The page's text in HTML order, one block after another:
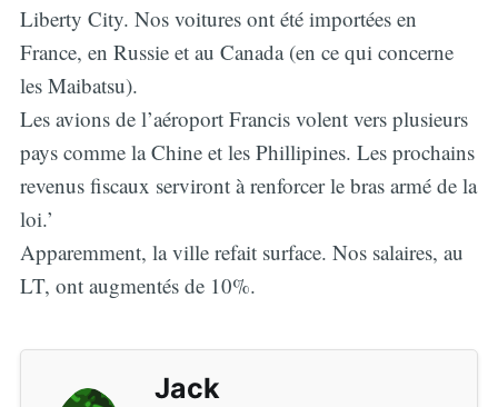
Liberty City. Nos voitures ont été importées en
France, en Russie et au Canada (en ce qui concerne
les Maibatsu).
Les avions de l’aéroport Francis volent vers plusieurs
pays comme la Chine et les Phillipines. Les prochains
revenus fiscaux serviront à renforcer le bras armé de la
loi.’
Apparemment, la ville refait surface. Nos salaires, au
LT, ont augmentés de 10%.
Jack